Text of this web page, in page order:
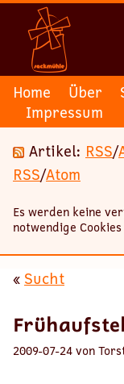
Home Über
Impressum
Artikel: RSS/
RSS/Atom
Es werden keine
notwendige
« Sucht
2009-07-24 von